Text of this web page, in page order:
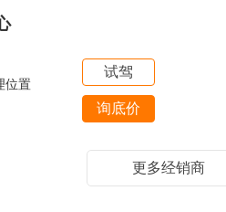
试驾
询底价
更多经销商